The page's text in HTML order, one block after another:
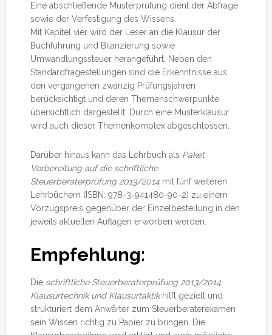
Eine abschließende Musterprüfung dient der Abfrage
sowie der Verfestigung des Wissens.
Mit Kapitel vier wird der Leser an die Klausur der
Buchführung und Bilanzierung sowie
Umwandlungssteuer herangeführt. Neben den
Standardfragestellungen sind die Erkenntnisse aus
den vergangenen zwanzig Prüfungsjahren
berücksichtigt und deren Themenschwerpunkte
übersichtlich dargestellt. Durch eine Musterklausur
wird auch dieser Themenkomplex abgeschlossen.
Darüber hinaus kann das Lehrbuch als Paket
Vorbereitung auf die schriftliche
Steuerberaterprüfung 2013/2014mit fünf weiteren
Lehrbüchern (ISBN: 978-3-941480-90-2) zu einem
Vorzugspreis gegenüber der Einzelbestellung in den
jeweils aktuellen Auflagen erworben werden.
Empfehlung:
Die schriftliche Steuerberaterprüfung 2013/2014
Klausurtechnik und Klausurtaktikhilft gezielt und
strukturiert dem Anwärter zum Steuerberaterexamen
sein Wissen richtig zu Papier zu bringen. Die